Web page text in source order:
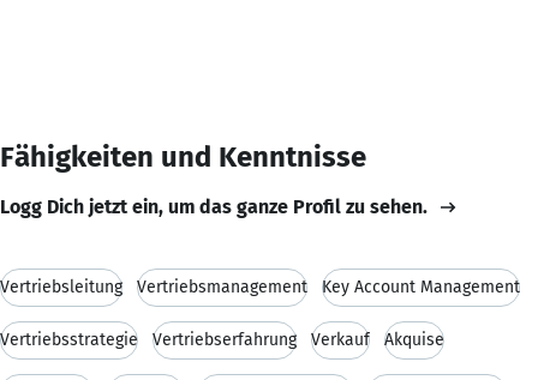
Fähigkeiten und Kenntnisse
Logg Dich jetzt ein, um das ganze Profil zu sehen.
Vertriebsleitung Vertriebsmanagement Key Account Management
Vertriebsstrategie Vertriebserfahrung Verkauf Akquise